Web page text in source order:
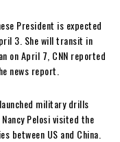
President is expected
3. She will transit in
on April 7, CNN reported
news report.
military drills
Pelosi visited the
between US and China.